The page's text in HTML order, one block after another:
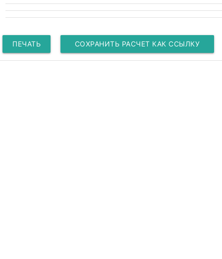
ПЕЧАТЬ СОХРАНИТЬ РАСЧЕТ КАК ССЫЛКУ